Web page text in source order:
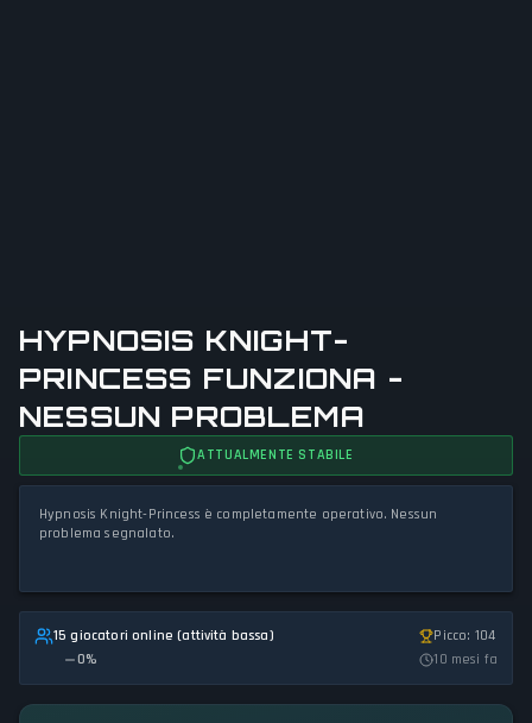
HYPNOSIS KNIGHT-
PRINCESS FUNZIONA -
NESSUN PROBLEMA
ATTUALMENTE STABILE
Hypnosis Knight-Princess è completamente operativo. Nessun
problema segnalato.
15 giocatori online (attività bassa)
0%
Picco: 104
10 mesi fa